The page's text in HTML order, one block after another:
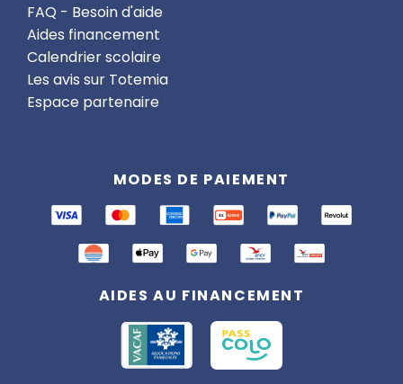
FAQ - Besoin d'aide
Aides financement
Calendrier scolaire
Les avis sur Totemia
Espace partenaire
MODES DE PAIEMENT
AIDES AU FINANCEMENT